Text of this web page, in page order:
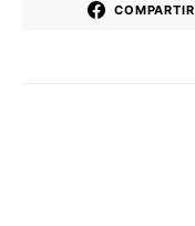
COMPARTIR